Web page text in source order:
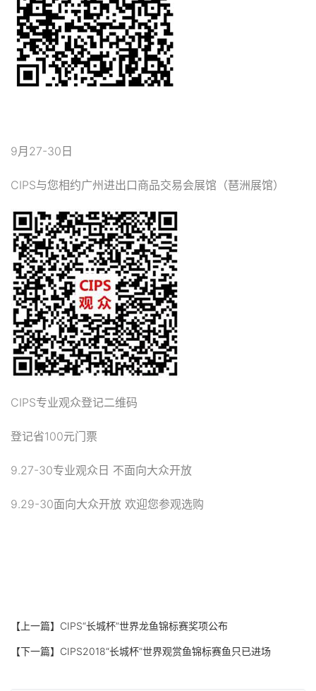
9月27-30日
CIPS与您相约广州进出口商品交易会展馆（琶洲展馆）
CIPS专业观众登记二维码
登记省100元门票
9.27-30专业观众日 不面向大众开放
9.29-30面向大众开放 欢迎您参观选购
【上一篇】 CIPS“长城杯”世界龙鱼锦标赛奖项公布
【下一篇】 CIPS2018“长城杯”世界观赏鱼锦标赛鱼只已进场